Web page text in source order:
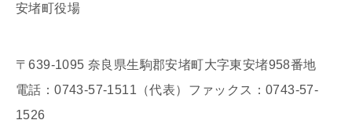
安堵町役場
〒639-1095 奈良県生駒郡安堵町大字東安堵958番地
電話：0743-57-1511（代表）ファックス：0743-57-
1526